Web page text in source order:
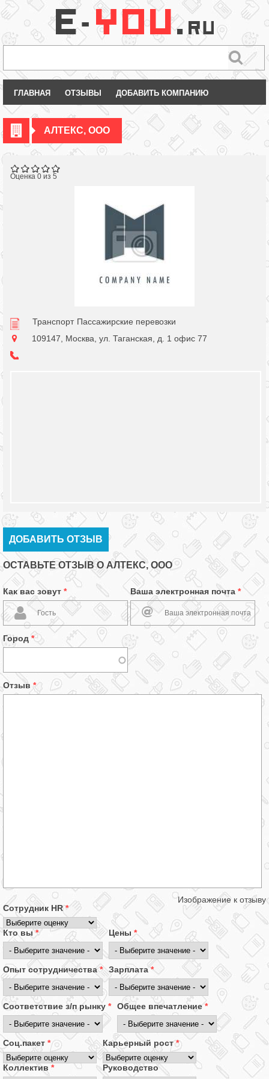
ГЛАВНАЯ ОТЗЫВЫ ДОБАВИТЬ КОМПАНИЮ
АЛТЕКС, ООО
Оценка 0 из 5
Транспорт Пассажирские перевозки
109147, Москва, ул. Таганская, д. 1 офис 77
ДОБАВИТЬ ОТЗЫВ
ОСТАВЬТЕ ОТЗЫВ О АЛТЕКС, ООО
Как вас зовут * Ваша электронная почта *
Город *
Отзыв *
Изображение к отзыву
Сотрудник HR*
Кто вы* Цены *
Опыт сотрудничества* Зарплата*
Соответствие з/п рынку * Общее впечатление*
Соц.пакет * Карьерный рост*
Коллектив * Руководство